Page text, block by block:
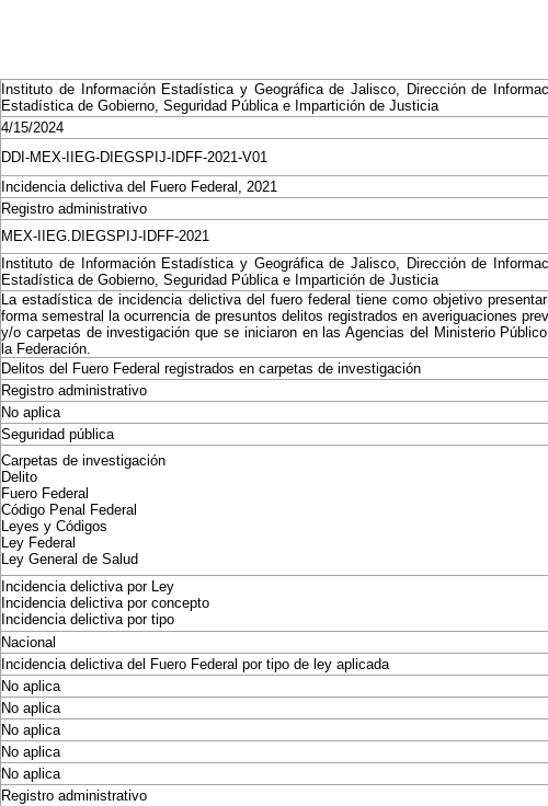
Instituto de Información Estadística y Geográfica de Jalisco, Dirección de
Estadística de Gobierno, Seguridad Pública e Impartición de Justicia
4/15/2024
DDI-MEX-IIEG-DIEGSPIJ-IDFF-2021-V01
Incidencia delictiva del Fuero Federal, 2021
Registro administrativo
MEX-IIEG.DIEGSPIJ-IDFF-2021
Instituto de Información Estadística y Geográfica de Jalisco, Dirección de
Estadística de Gobierno, Seguridad Pública e Impartición de Justicia
La estadística de incidencia delictiva del fuero federal tiene como objetivo
forma semestral la ocurrencia de presuntos delitos registrados en averiguaciones
y/o carpetas de investigación que se iniciaron en las Agencias del Ministerio
la Federación.
Delitos del Fuero Federal registrados en carpetas de investigación
Registro administrativo
No aplica
Seguridad pública
Carpetas de investigación
Delito
Fuero Federal
Código Penal Federal
Leyes y Códigos
Ley Federal
Ley General de Salud
Incidencia delictiva por Ley
Incidencia delictiva por concepto
Incidencia delictiva por tipo
Nacional
Incidencia delictiva del Fuero Federal por tipo de ley aplicada
No aplica
No aplica
No aplica
No aplica
No aplica
Registro administrativo